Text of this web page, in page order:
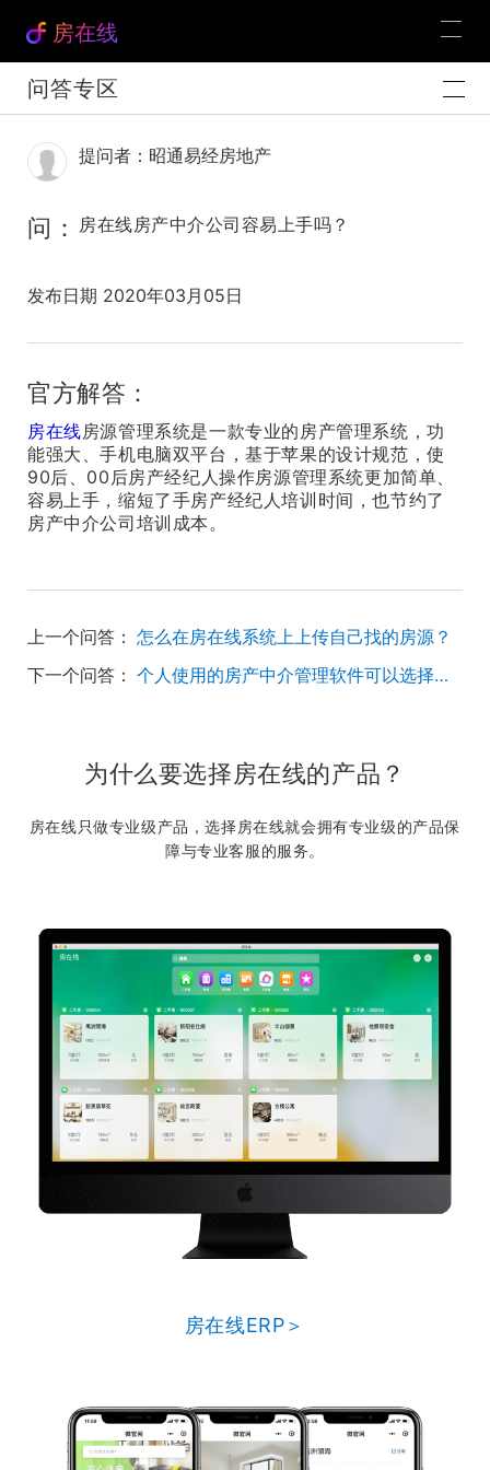
房在线
问答专区
提问者：昭通易经房地产
问： 房在线房产中介公司容易上手吗？
发布日期 2020年03月05日
官方解答：
房在线房源管理系统是一款专业的房产管理系统，功
能强大、手机电脑双平台，基于苹果的设计规范，使
90后、00后房产经纪人操作房源管理系统更加简单、
容易上手，缩短了手房产经纪人培训时间，也节约了
房产中介公司培训成本。
上一个问答： 怎么在房在线系统上上传自己找的房源？
下一个问答：
个人使用的房产中介管理软件可以选择房在线吗？
为什么要选择房在线的产品？
房在线只做专业级产品，选择房在线就会拥有专业级的产品保
障与专业客服的服务。
房在线ERP＞